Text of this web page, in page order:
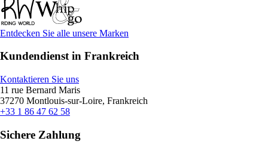
Entdecken Sie alle unsere Marken
Kundendienst in Frankreich
Kontaktieren Sie uns
11 rue Bernard Maris
37270 Montlouis-sur-Loire, Frankreich
+33 1 86 47 62 58
Sichere Zahlung